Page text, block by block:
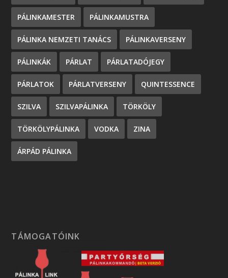
PÁLINKAMESTER PÁLINKAMUSTRA
PÁLINKA NEMZETI TANÁCS PÁLINKAVERSENY
PÁLINKÁK PÁRLAT PÁRLATADÓJEGY
PÁRLATOK PÁRLATVERSENY QUINTESSENCE
SZILVA SZILVAPÁLINKA TÖRKÖLY
TÖRKÖLYPÁLINKA VODKA ZINA
ÁRPÁD PÁLINKA
TÁMOGATÓINK